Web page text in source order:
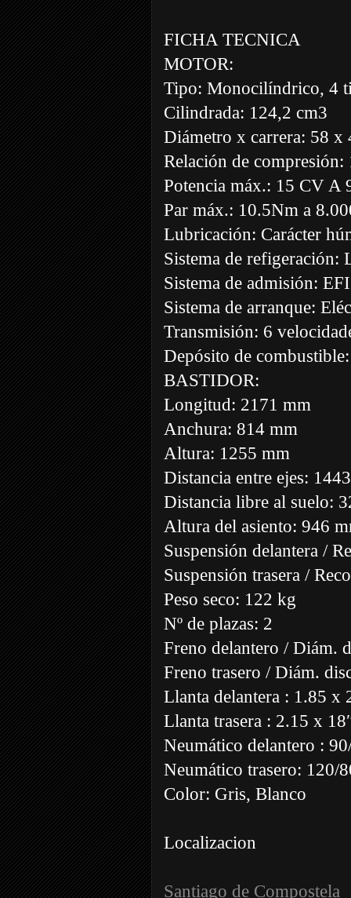
FICHA TECNICA
MOTOR:
Tipo: Monocilíndrico, 4
Cilindrada: 124,2 cm3
Diámetro x carrera: 58 x
Relación de compresión:
Potencia máx.: 15 CV A
Par máx.: 10.5Nm a
Lubricación: Carácter
Sistema de refigeración:
Sistema de admisión: EFI
Sistema de arranque:
Transmisión: 6
Depósito de
BASTIDOR:
Longitud: 2171 mm
Anchura: 814 mm
Altura: 1255 mm
Distancia entre ejes:
Distancia libre al suelo:
Altura del asiento: 946
Suspensión delantera /
Suspensión trasera /
Peso seco: 122 kg
Nº de plazas: 2
Freno delantero / Diám.
Freno trasero / Diám.
Llanta delantera : 1.85 x
Llanta trasera : 2.15 x
Neumático delantero :
Neumático trasero: 120/
Color: Gris, Blanco
Localizacion
Santiago de Compostela